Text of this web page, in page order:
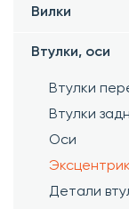
Вилки
Втулки, оси
Втулки
Втулки
Оси
Детали